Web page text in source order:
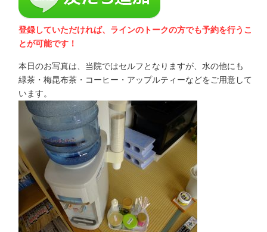
登録していただければ、ラインのトークの方でも予約を行うこ
とが可能です！
本日のお写真は、当院ではセルフとなりますが、水の他にも
緑茶・梅昆布茶・コーヒー・アップルティーなどをご用意して
います。